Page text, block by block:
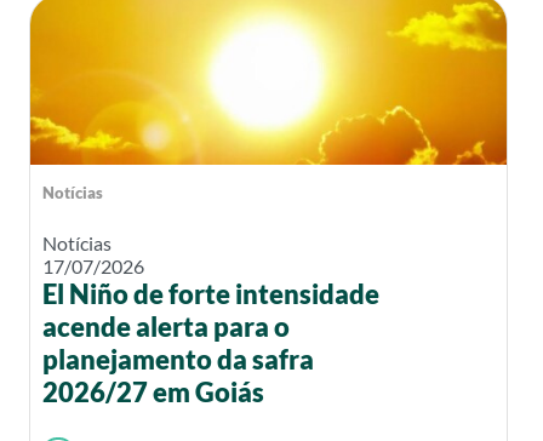
Notícias
Notícias
17/07/2026
El Niño de forte intensidade
acende alerta para o
planejamento da safra
2026/27 em Goiás